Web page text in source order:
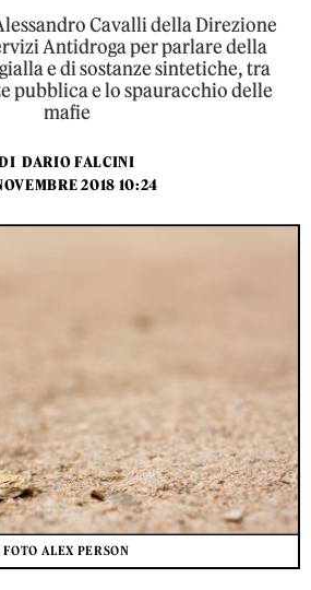
Cavalli della Direzione
Antidroga per parlare della
e di sostanze sintetiche, tra
pubblica e lo spauracchio delle
mafie
DARIO FALCINI
2018 10:24
FOTO ALEX PERSON